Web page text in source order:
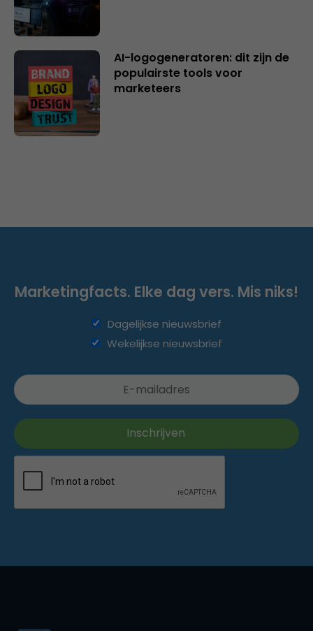
AI-logogeneratoren: dit zijn de
populairste tools voor
marketeers
Marketingfacts. Elke dag vers. Mis niks!
Dagelijkse nieuwsbrief
Wekelijkse nieuwsbrief